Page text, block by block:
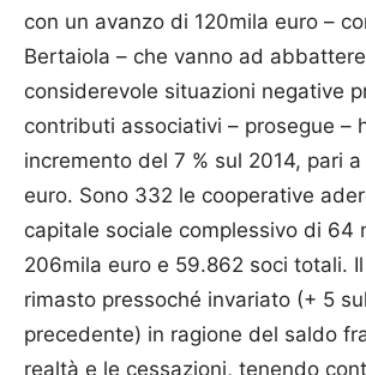
con un avanzo di 120mila euro –
Bertaiola – che vanno ad
considerevole situazioni negative
contributi associativi – prosegue –
incremento del 7 % sul 2014, pari
euro. Sono 332 le cooperative
capitale sociale complessivo di 64
206mila euro e 59.862 soci totali.
rimasto pressoché invariato (+ 5
precedente) in ragione del saldo
realtà e le cessazioni, tenendo